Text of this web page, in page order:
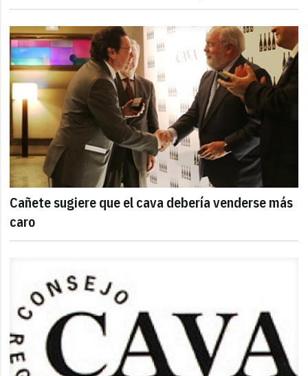
Cañete sugiere que el cava debería venderse más
caro